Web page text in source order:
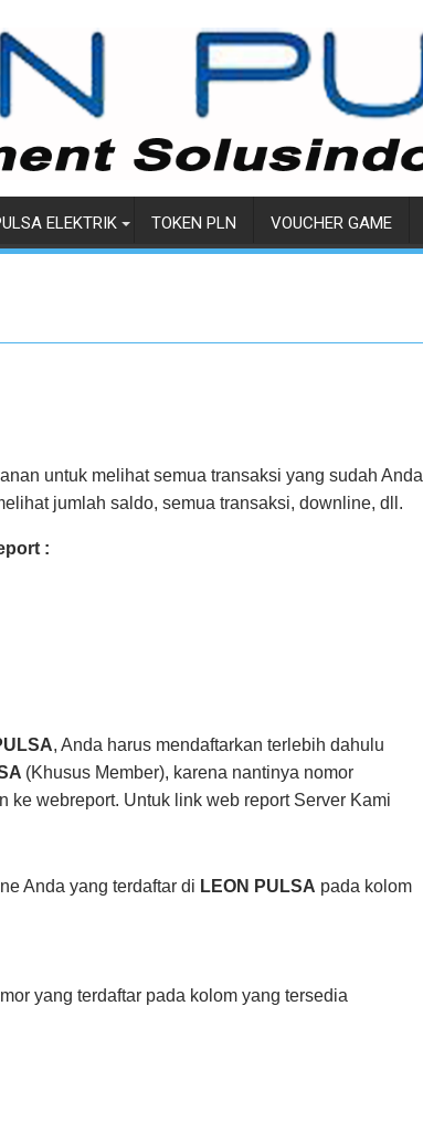
ELEKTRIK TOKEN PLN VOUCHER GAME
untuk melihat semua transaksi yang sudah Anda
jumlah saldo, semua transaksi, downline, dll.
:
, Anda harus mendaftarkan terlebih dahulu
(Khusus Member), karena nantinya nomor
ke webreport. Untuk link web report Server Kami
Anda yang terdaftar di LEON PULSA pada kolom
yang terdaftar pada kolom yang tersedia